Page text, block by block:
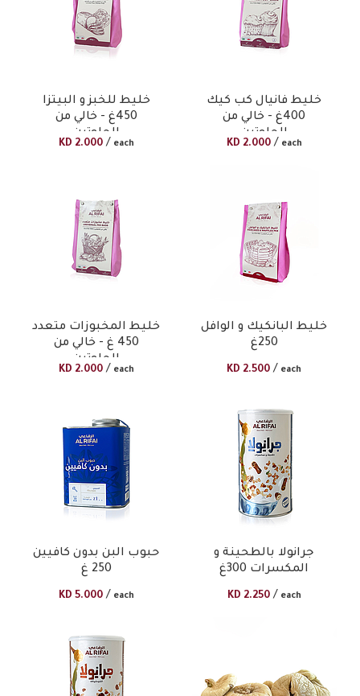
خليط للخبز و البيتزا
450غ - خالي من
الجلوتين
KD 2.000 / each
خليط فانيال كب كيك
400غ - خالي من
الجلوتين
KD 2.000 / each
خليط المخبوزات متعدد
450 غ - خالي من
الجلوتين
KD 2.000 / each
خليط البانكيك و الوافل
250غ
KD 2.500 / each
حبوب البن بدون كافيين
250 غ​
KD 5.000 / each
جرانولا بالطحينة و
المكسرات 300غ​
KD 2.250 / each